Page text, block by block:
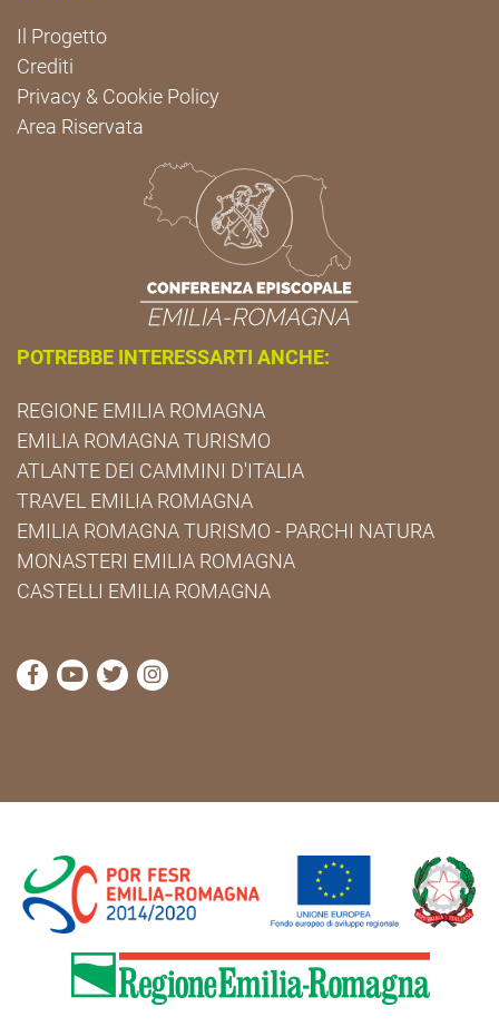
Il Progetto
Crediti
Privacy & Cookie Policy
Area Riservata
POTREBBE INTERESSARTI ANCHE:
REGIONE EMILIA ROMAGNA
EMILIA ROMAGNA TURISMO
ATLANTE DEI CAMMINI D'ITALIA
TRAVEL EMILIA ROMAGNA
EMILIA ROMAGNA TURISMO - PARCHI NATURA
MONASTERI EMILIA ROMAGNA
CASTELLI EMILIA ROMAGNA
visita la pagina Facebook di Cammini Emilia-
visita la pagina YouTube di Cammini Emilia-
visita la pagina Twitter di Cammini Emilia-
visita la pagina Instagram di Cammini